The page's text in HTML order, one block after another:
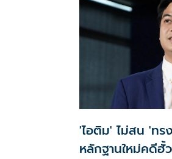
'ไอติม' ไม่สน 'ท
หลักฐานใหม่คดีฮั้